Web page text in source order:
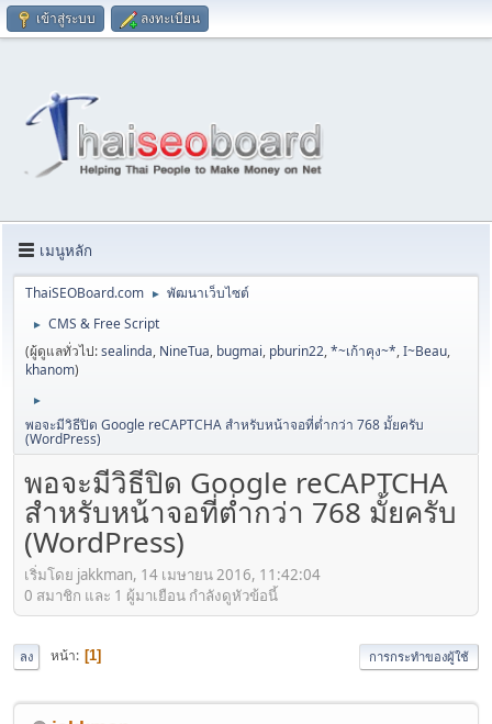
เข้าสู่ระบบ ลงทะเบียน
เมนูหลัก
ThaiSEOBoard.com ► พัฒนาเว็บไซต์
►
CMS & Free Script
(ผู้ดูแลทั่วไป:sealinda, NineTua, bugmai, pburin22,*~เก้าคุง~*,I~Beau,
khanom)
►
พอจะมีวิธีปิด Google reCAPTCHA สำหรับหน้าจอที่ต่ำกว่า 768 มั้ยครับ
(WordPress)
พอจะมีวิธีปิด Google reCAPTCHA
สำหรับหน้าจอที่ต่ำกว่า 768 มั้ยครับ
(WordPress)
เริ่มโดย jakkman, 14 เมษายน 2016, 11:42:04
0 สมาชิก และ 1 ผู้มาเยือน กำลังดูหัวข้อนี้
ลง หน้า 1 การกระทำของผู้ใช้